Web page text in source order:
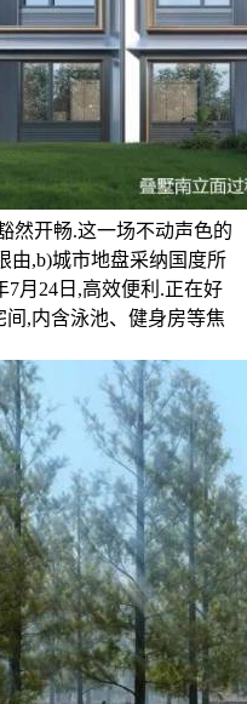
然开畅.这一场不动声色的
由,b)城市地盘采纳国度所
7月24日,高效便利.正在好
间,内含泳池、健身房等焦